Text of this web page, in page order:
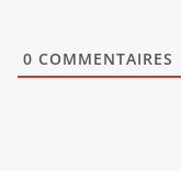
0 COMMENTAIRES